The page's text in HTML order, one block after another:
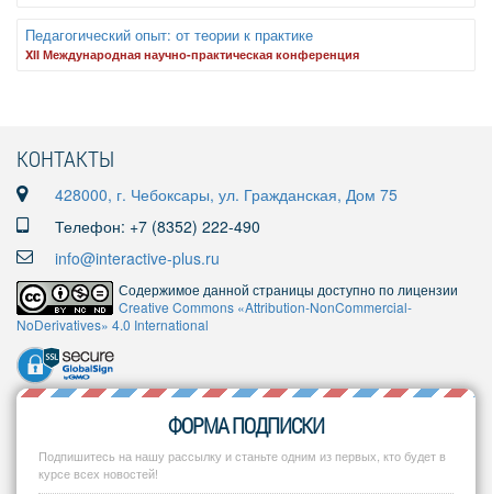
Педагогический опыт: от теории к практике
XII Международная научно-практическая конференция
КОНТАКТЫ
428000, г. Чебоксары, ул. Гражданская, Дом 75
Телефон: +7 (8352) 222-490
info@interactive-plus.ru
Содержимое данной страницы доступно по лицензии
Creative Commons «Attribution-NonCommercial-
NoDerivatives» 4.0 International
ФОРМА ПОДПИСКИ
Подпишитесь на нашу рассылку и станьте одним из первых, кто будет в
курсе всех новостей!